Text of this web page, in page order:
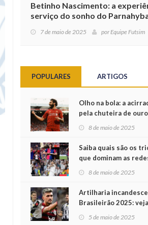
Betinho Nascimento: a
serviço do sonho do
7 de maio de 2025 porEquipe Futsim
POPULARES ARTIGOS
Olho na bola: a
pela chuteira de
League
8 de maio de 2025
Saiba quais são os
que dominam as
8 de maio de 2025
Artilharia
Brasileirão 2025:
atualizada
5 de maio de 2025